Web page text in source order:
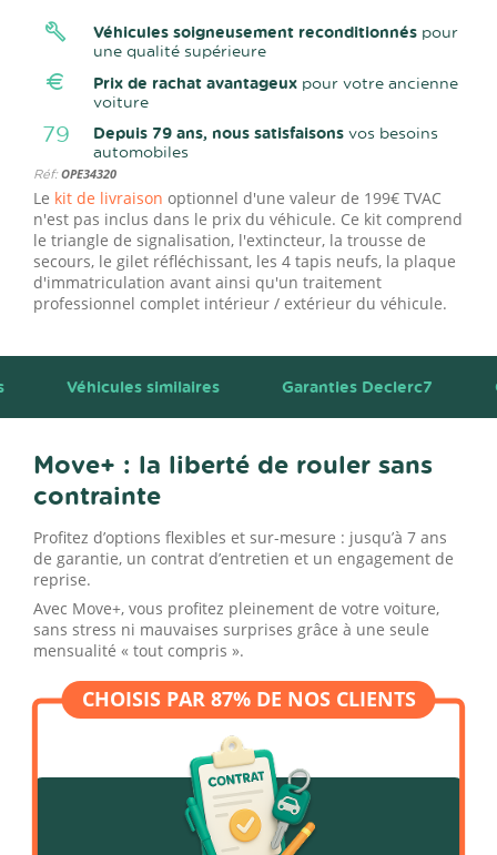
Véhicules soigneusement reconditionnés pour
une qualité supérieure
Prix de rachat avantageux pour votre ancienne
voiture
79 Depuis 79 ans, nous satisfaisons vos besoins
automobiles
Réf: OPE34320
Le kit de livraison optionnel d'une valeur de 199€ TVAC
n'est pas inclus dans le prix du véhicule. Ce kit comprend
le triangle de signalisation, l'extincteur, la trousse de
secours, le gilet réfléchissant, les 4 tapis neufs, la plaque
d'immatriculation avant ainsi qu'un traitement
professionnel complet intérieur / extérieur du véhicule.
Véhicules similaires Garanties Declerc7
Move+ : la liberté de rouler sans
contrainte
Profitez d’options flexibles et sur-mesure : jusqu’à 7 ans
de garantie, un contrat d’entretien et un engagement de
reprise.
Avec Move+, vous profitez pleinement de votre voiture,
sans stress ni mauvaises surprises grâce à une seule
mensualité « tout compris ».